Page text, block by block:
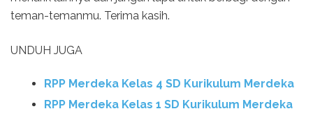
teman-temanmu. Terima kasih.
UNDUH JUGA
RPP Merdeka Kelas 4 SD Kurikulum Merdeka
RPP Merdeka Kelas 1 SD Kurikulum Merdeka